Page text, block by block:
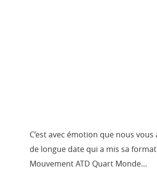
C’est avec émotion que nous
de longue date qui a mis sa
Mouvement ATD Quart Monde…